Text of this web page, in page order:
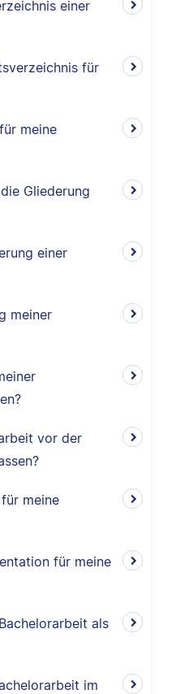
einer
für
meine
Gliederung
einer
meiner
vor der
meine
für meine
als
im